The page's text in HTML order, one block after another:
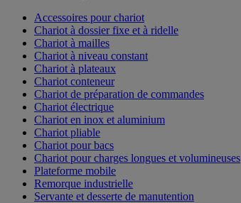
Accessoires pour chariot
Chariot à dossier fixe et à ridelle
Chariot à mailles
Chariot à niveau constant
Chariot à plateaux
Chariot conteneur
Chariot de préparation de commandes
Chariot électrique
Chariot en inox et aluminium
Chariot pliable
Chariot pour bacs
Chariot pour charges longues et volumineuses
Plateforme mobile
Remorque industrielle
Servante et desserte de manutention